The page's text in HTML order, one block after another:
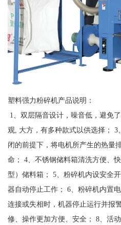
塑料强力粉碎机产品说明：
1、双层隔音设计，噪音低，避免
观, 大方，有多种款式以供选择；
闭的前提下，将电机所产生的热量
命； 4、不锈钢储料箱清洗方便、
型）储料箱； 5、粉碎机内设安全
器自动停止工作； 6、粉碎机内置
连接或失相时，机器停止运行并报
修、操作更加方便、安全； 8、活